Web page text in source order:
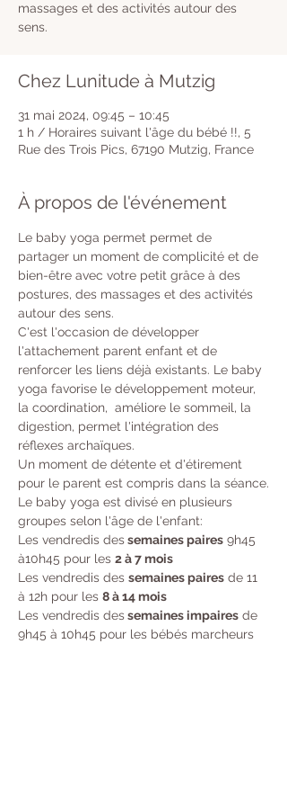
massages et des activités autour des
sens.
Chez Lunitude à Mutzig
31 mai 2024, 09:45 – 10:45
1 h / Horaires suivant l'âge du bébé !!, 5
Rue des Trois Pics, 67190 Mutzig, France
À propos de l'événement
Le baby yoga permet permet de
partager un moment de complicité et de
bien-être avec votre petit grâce à des
postures, des massages et des activités
autour des sens.
C'est l'occasion de développer
l'attachement parent enfant et de
renforcer les liens déjà existants. Le baby
yoga favorise le développement moteur,
la coordination,  améliore le sommeil, la
digestion, permet l'intégration des
réflexes archaïques.
Un moment de détente et d'étirement
pour le parent est compris dans la séance.
Le baby yoga est divisé en plusieurs
groupes selon l'âge de l'enfant:
Les vendredis des semaines paires 9h45
à10h45 pour les 2 à 7 mois
Les vendredis des semaines paires de 11
à 12h pour les 8 à 14 mois
Les vendredis des semaines impaires de
9h45 à 10h45 pour les bébés marcheurs